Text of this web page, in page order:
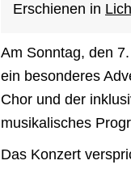
Erschienen in
Am Sonntag, den
ein besonderes
Chor und der
musikalisches
Das Konzert